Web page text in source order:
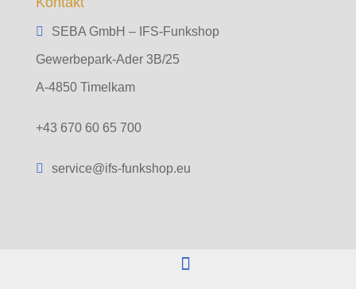
SEBA GmbH – IFS-Funkshop
Gewerbepark-Ader 3B/25
A-4850 Timelkam
+43 670 60 65 700
service@ifs-funkshop.eu